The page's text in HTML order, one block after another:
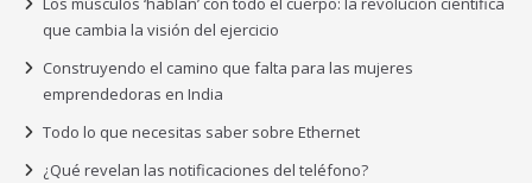
que cambia la visión del ejercicio
Construyendo el camino que falta para las mujeres
emprendedoras en India
Todo lo que necesitas saber sobre Ethernet
¿Qué revelan las notificaciones del teléfono?